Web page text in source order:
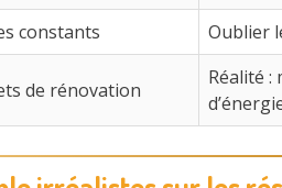
constants
Oublier
de rénovation
Réalité :